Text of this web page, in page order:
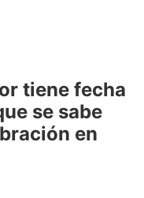
tiene fecha
se sabe
en